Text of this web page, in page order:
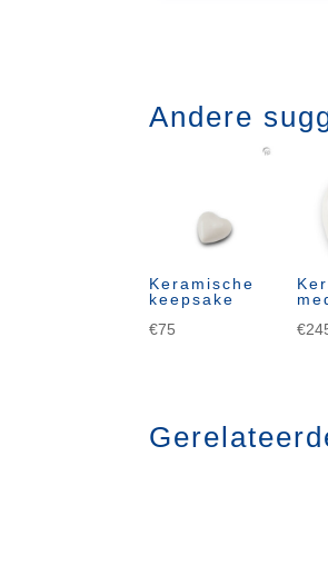
Andere
Keramische
keepsake
€75
€